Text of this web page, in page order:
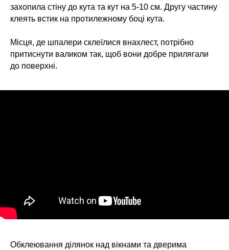
захопила стіну до кута та кут на 5-10 см. Другу частину
клеять встик на протилежному боці кута.
Місця, де шпалери склеїлися внахлест, потрібно
притиснути валиком так, щоб вони добре прилягали
до поверхні.
Обклеювання ділянок над вікнами та дверима